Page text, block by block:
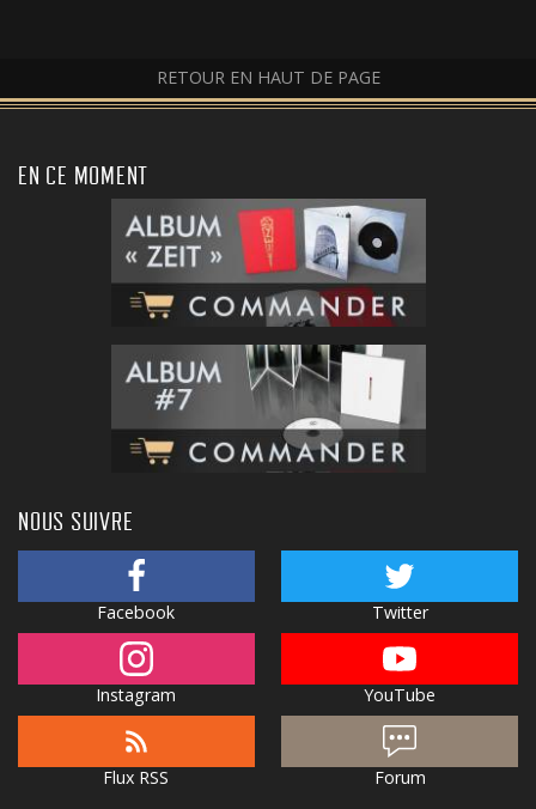
RETOUR EN HAUT DE PAGE
EN CE MOMENT
NOUS SUIVRE
Facebook Twitter
Instagram YouTube
Flux RSS Forum